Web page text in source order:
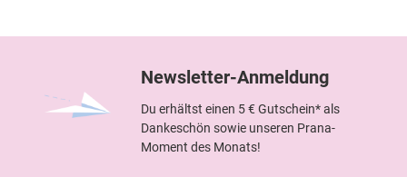
Newsletter-Anmeldung
Du erhältst einen 5 € Gutschein* als
Dankeschön sowie unseren Prana-
Moment des Monats!